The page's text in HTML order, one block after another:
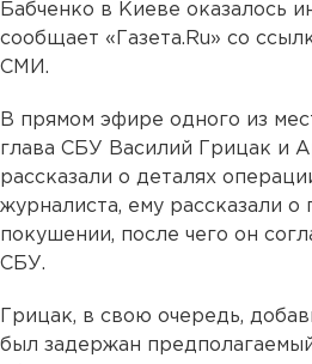
Бабченко в Киеве оказалось
сообщает «Газета.Ru» со
СМИ.
В прямом эфире одного из
глава СБУ Василий Грицак и
рассказали о деталях
журналиста, ему рассказали о
покушении, после чего он
СБУ.
Грицак, в свою очередь,
был задержан